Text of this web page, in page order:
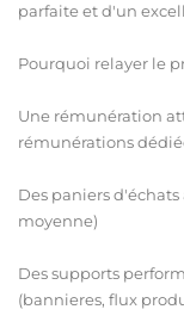
parfaite et d'un
Pourquoi relayer le
Une rémunération
rémunérations
Des paniers
moyenne)
Des supports
(bannieres, flux